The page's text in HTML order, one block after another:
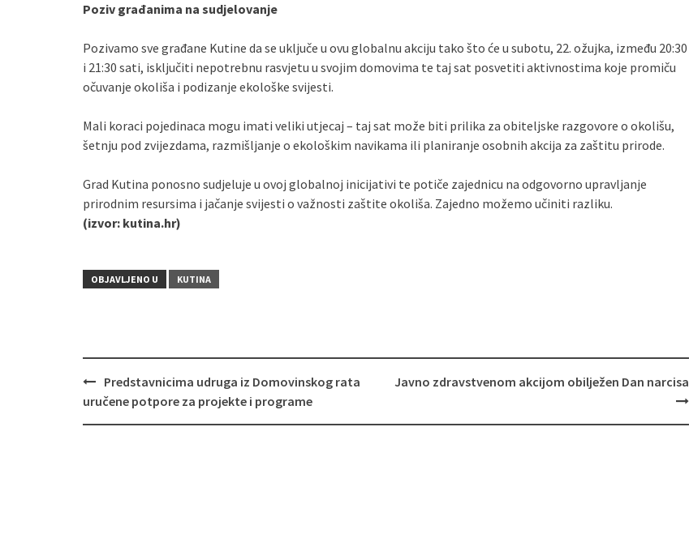
Poziv građanima na sudjelovanje
Pozivamo sve građane Kutine da se uključe u ovu globalnu akciju tako što će u subotu, 22. ožujka, između 20:30
i 21:30 sati, isključiti nepotrebnu rasvjetu u svojim domovima te taj sat posvetiti aktivnostima koje promiču
očuvanje okoliša i podizanje ekološke svijesti.
Mali koraci pojedinaca mogu imati veliki utjecaj – taj sat može biti prilika za obiteljske razgovore o okolišu,
šetnju pod zvijezdama, razmišljanje o ekološkim navikama ili planiranje osobnih akcija za zaštitu prirode.
Grad Kutina ponosno sudjeluje u ovoj globalnoj inicijativi te potiče zajednicu na odgovorno upravljanje
prirodnim resursima i jačanje svijesti o važnosti zaštite okoliša. Zajedno možemo učiniti razliku.
(izvor: kutina.hr)
OBJAVLJENO U KUTINA
Navigacija
Predstavnicima udruga iz Domovinskog rata
uručene potpore za projekte i programe
Javno zdravstvenom akcijom obilježen Dan narcisa